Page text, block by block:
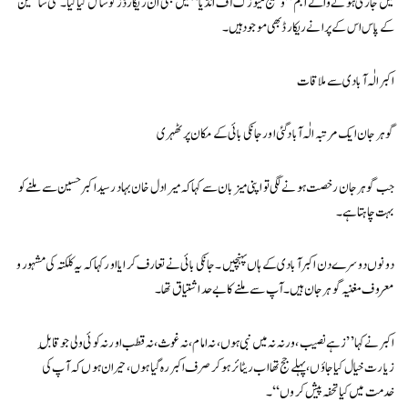
کے پاس اس کے پرانے ریکارڈ بھی موجود ہیں۔
اکبر الٰہ آبادی سے ملاقات
گوہر جان ایک مرتبہ الٰہ آباد گئی اور جانکی بائی کے مکان پر ٹھہری
جب گوہر جان رخصت ہونے لگی تو اپنی میزبان سے کہا کہ میرا دل خان بہادر سید اکبر حسین سے ملنے کو
بہت چاہتا ہے۔
دونوں دوسرے دن اکبر آبادی کے ہاں پہنچیں۔ جانکی بائی نے تعارف کرایا اور کہا کہ یہ کلکتہ کی مشہور و
معروف مغنیہ گوہر جان ہیں۔ آپ سے ملنے کا بے حد اشتیاق تھا۔
اکبر نے کہا’’زہے نصیب، ورنہ نہ میں نبی ہوں، نہ امام، نہ غوث، نہ قطب اور نہ کوئی ولی جو قابلِ
زیارت خیال کیا جاؤں، پہلے جج تھا اب ریٹائر ہو کر صرف اکبر رہ گیا ہوں، حیران ہوں کہ آپ کی
خدمت میں کیا تحفہ پیش کروں‘‘۔